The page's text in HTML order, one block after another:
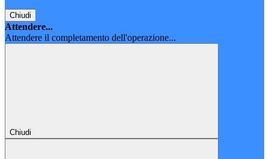
Chiudi
Attendere...
Attendere il completamento dell'operazione...
Chiudi